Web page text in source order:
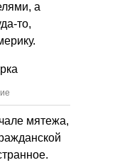
а
то,
мятежа,